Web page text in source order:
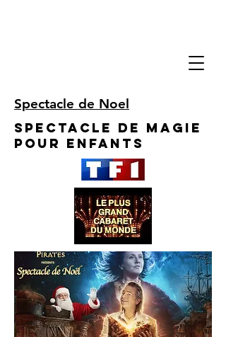
Spectacle de Noel
Spectacle de Magie
pour enfants